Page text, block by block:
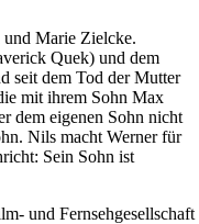
Marie Zielcke.
Quek) und dem
seit dem Tod der Mutter
mit ihrem Sohn Max
dem eigenen Sohn nicht
Nils macht Werner für
Sein Sohn ist
und Fernsehgesellschaft